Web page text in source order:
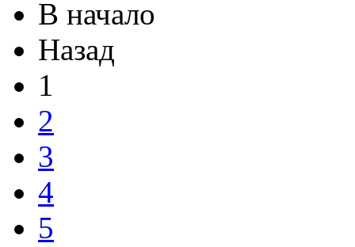
В начало
Назад
1
2
3
4
5